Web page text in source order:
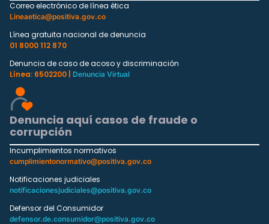
Correo electrónico de línea ética
Lineaetica@positiva.gov.co
Línea gratuita nacional de denuncia
01 8000 112 870
Denuncia de caso de acoso y discriminación
Línea: 6502200 |
Denuncia Virtual
Denuncia aquí casos de fraude o
corrupción
Incumplimientos normativos
cumplimientonormativo@positiva.gov.co
Notificaciones judiciales
notificacionesjudiciales@positiva.gov.co
Defensor del Consumidor
defensor.de.consumidor@positiva.gov.co